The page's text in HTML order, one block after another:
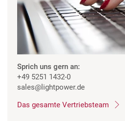
Sprich uns gern an:
+49 5251 1432-0
sales@lightpower.de
Das gesamte Vertriebsteam